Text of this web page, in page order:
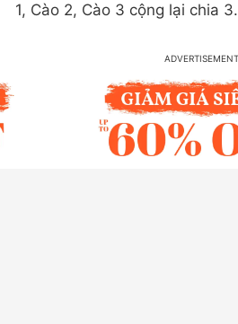
1, Cào 2, Cào 3 cộng lại chia 3.